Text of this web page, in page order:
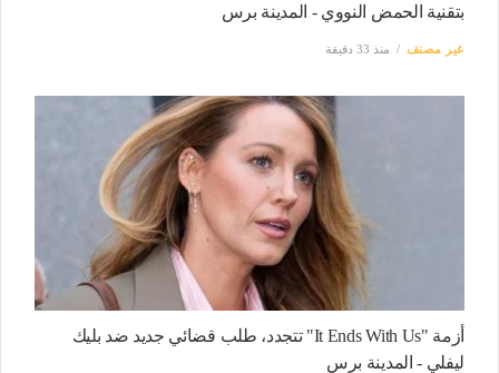
بتقنية الحمض النووي - المدينة برس
غير مصنف منذ 33 دقيقة
أزمة "It Ends With Us" تتجدد، طلب قضائي جديد ضد بليك
ليفلي - المدينة برس